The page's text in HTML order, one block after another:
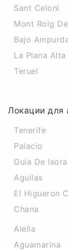
Sant Celoni
Mont Roig
Bajo
La Plana Alta
Teruel
Локации для
Tenerife
Palacio
Guia De Isora
Aguilas
El Higueron
Chana
Alella
Aguamarina